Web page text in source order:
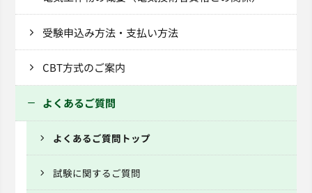
受験申込み方法・支払い方法
CBT方式のご案内
よくあるご質問
よくあるご質問トップ
試験に関するご質問